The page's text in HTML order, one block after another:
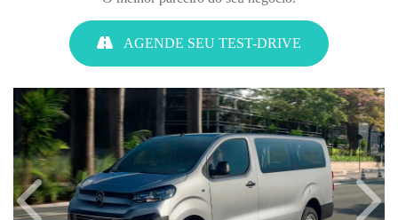
AGENDE SEU TEST-DRIVE
Anterior